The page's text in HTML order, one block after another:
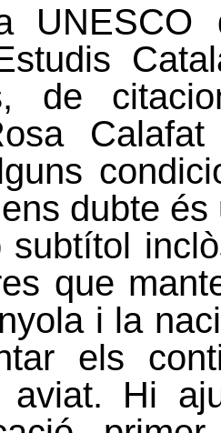
UNESCO
de
dubte
subtítol
que
i la
els
aviat. Hi